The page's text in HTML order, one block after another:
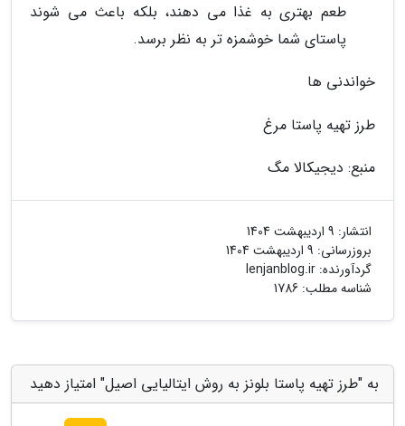
طعم بهتری به غذا می دهند، بلکه باعث می شوند
پاستای شما خوشمزه تر به نظر برسد.
خواندنی ها
طرز تهیه پاستا مرغ
منبع: دیجیکالا مگ
انتشار: 9 اردیبهشت 1404
بروزرسانی: 9 اردیبهشت 1404
گردآورنده: lenjanblog.ir
شناسه مطلب: 1786
به "طرز تهیه پاستا بلونز به روش ایتالیایی اصیل" امتیاز دهید